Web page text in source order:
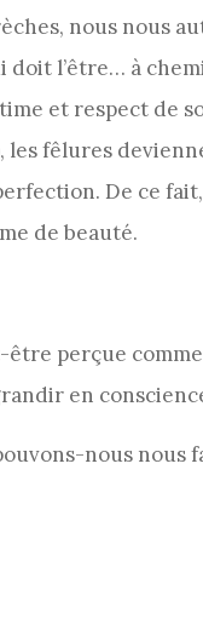
nous nous
l’être… à
et respect de
les fêlures
De ce
de beauté.
perçue
en
nous nous